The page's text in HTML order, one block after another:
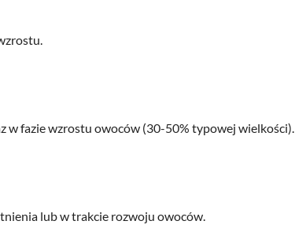
w fazie wzrostu owoców (30-50% typowej wielkości).
lub w trakcie rozwoju owoców.